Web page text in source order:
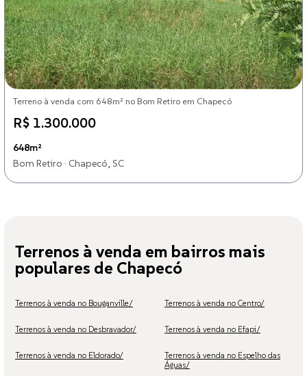
Terreno à venda com 648m² no Bom Retiro em Chapecó
R$ 1.300.000
648m²
Bom Retiro · Chapecó, SC
Terrenos à venda em bairros mais
populares de Chapecó
Terrenos à venda no Bouganville/ Terrenos à venda no Centro/
Terrenos à venda no Desbravador/ Terrenos à venda no Efapi/
Terrenos à venda no Eldorado/
Terrenos à venda no Espelho das
Águas/